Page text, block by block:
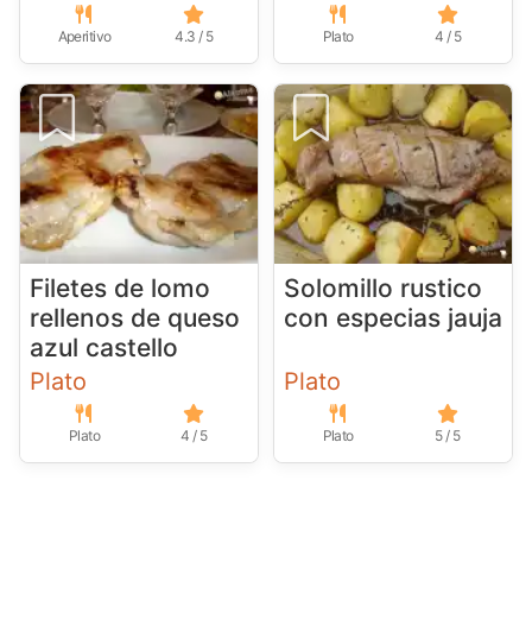
Aperitivo 4.3 / 5 Plato 4 / 5
Filetes de lomo
rellenos de queso
azul castello
Plato
Plato 4 / 5
Solomillo rustico
con especias jauja
Plato
Plato 5 / 5